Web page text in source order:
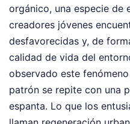
orgánico, una especie de
creadores jóvenes
desfavorecidas y, de
calidad de vida del
observado este
patrón se repite con una
espanta. Lo que los